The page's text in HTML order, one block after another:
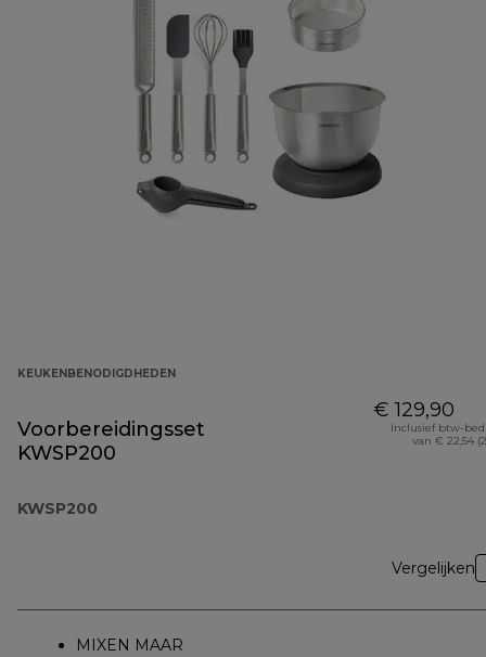
KEUKENBENODIGDHEDEN
Voorbereidingsset
KWSP200
KWSP200
€ 129,90
Inclusief btw-
van € 22,54
Vergelijken
MIXEN MAAR